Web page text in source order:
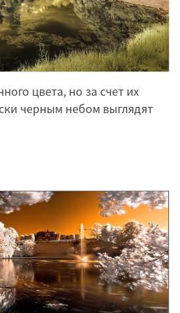
цвета, но за счет их
черным небом выглядят